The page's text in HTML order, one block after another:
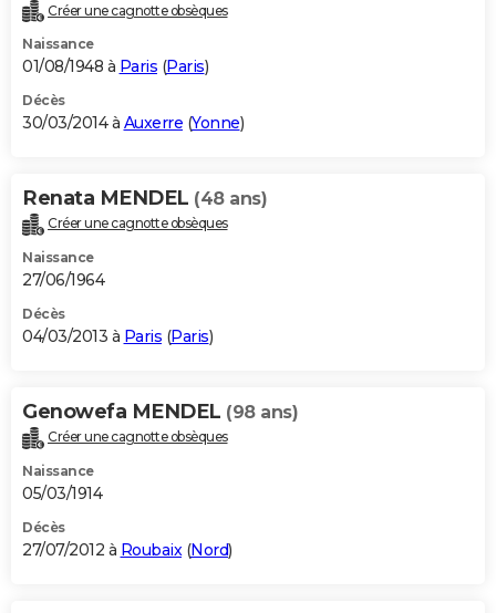
Créer une cagnotte obsèques
Naissance
01/08/1948 à Paris (Paris)
Décès
30/03/2014 à Auxerre (Yonne)
Renata MENDEL (48 ans)
Créer une cagnotte obsèques
Naissance
27/06/1964
Décès
04/03/2013 à Paris (Paris)
Genowefa MENDEL (98 ans)
Créer une cagnotte obsèques
Naissance
05/03/1914
Décès
27/07/2012 à Roubaix(Nord)